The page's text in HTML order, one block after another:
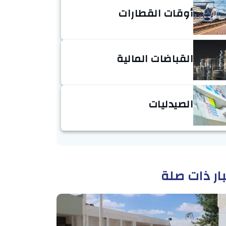
أوقات القطارات
القباضات المالية
الصيدليات
ذات صلة